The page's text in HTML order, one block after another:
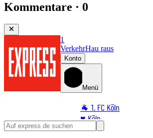
Kommentare · 0
1
VerkehrHau raus
Konto
Menü
🐐 1. FC Köln
♥️ Köln
⭐ Promi